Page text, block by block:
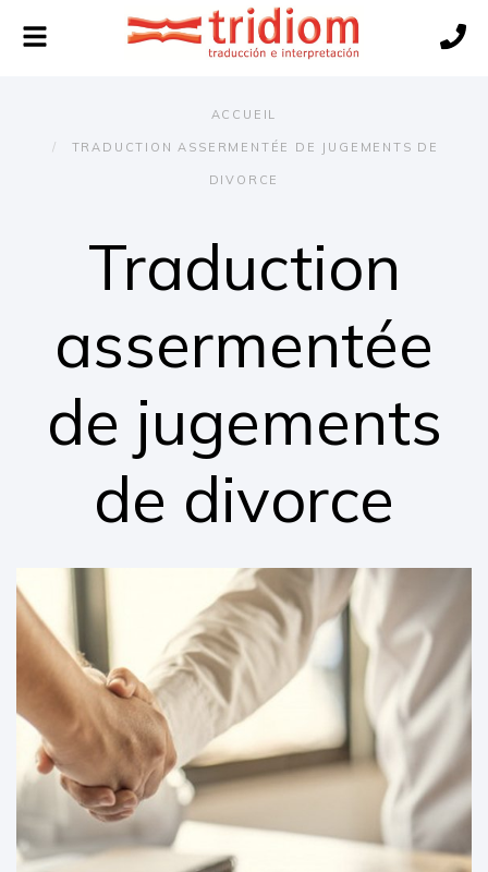
Toggle
navigation
ACCUEIL
TRADUCTION ASSERMENTÉE DE JUGEMENTS DE
DIVORCE
Traduction
assermentée
de jugements
de divorce